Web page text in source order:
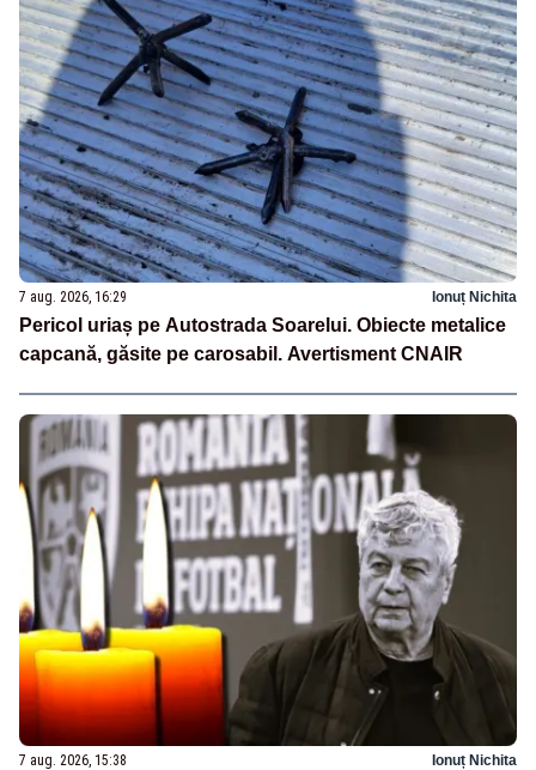
7 aug. 2026, 16:29 Ionuț Nichita
Pericol uriaș pe Autostrada Soarelui. Obiecte metalice
capcană, găsite pe carosabil. Avertisment CNAIR
7 aug. 2026, 15:38 Ionuț Nichita